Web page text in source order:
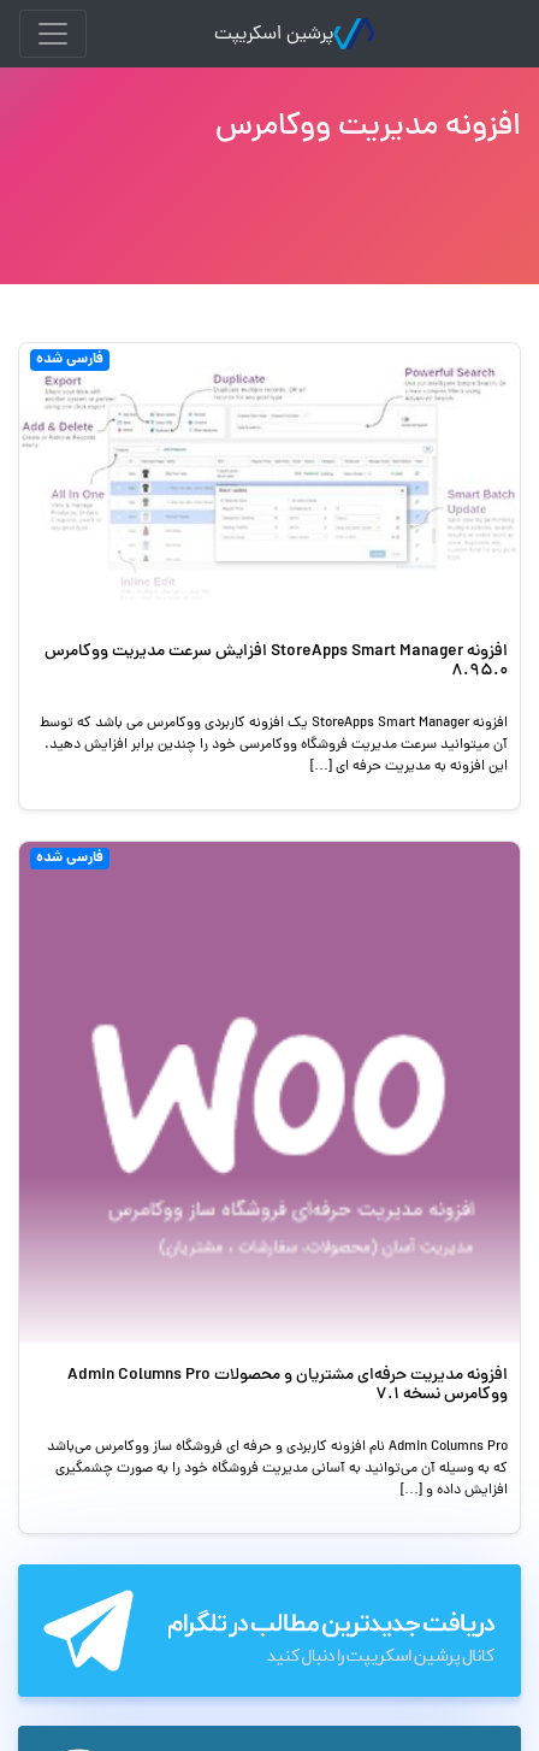
پرشین اسکریپت
افزونه مدیریت ووکامرس
فارسی شده
افزونه StoreApps Smart Manager افزایش سرعت مدیریت ووکامرس
8.95.0
افزونه StoreApps Smart Manager یک افزونه کاربردی ووکامرس می باشد که توسط
آن میتوانید سرعت مدیریت فروشگاه ووکامرسی خود را چندین برابر افزایش دهید.
این افزونه به مدیریت حرفه ای […]
فارسی شده
افزونه مدیریت حرفه‌ای مشتریان و محصولات Admin Columns Pro
ووکامرس نسخه 7.1
Admin Columns Pro نام افزونه کاربردی و حرفه ای فروشگاه ساز ووکامرس می‌باشد
که به وسیله آن می‌توانید به آسانی مدیریت فروشگاه خود را به صورت چشمگیری
افزایش داده و […]